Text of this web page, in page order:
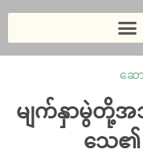
ဆော
မျက်နှာမွဲ
သေ၏